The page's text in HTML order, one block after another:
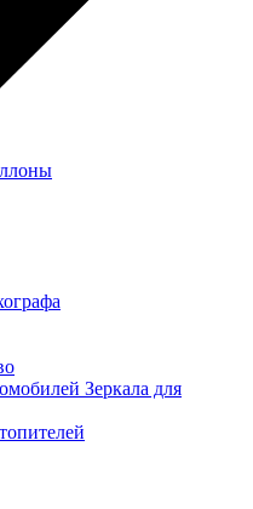
Зеркала для